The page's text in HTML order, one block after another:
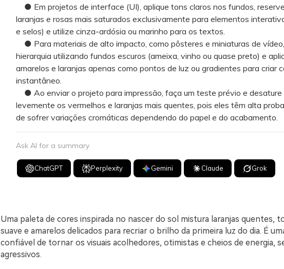
● Em projetos de interface (UI), aplique tons claros nos fundos,
laranjas e rosas mais saturados exclusivamente para elementos
e selos) e utilize cinza-ardósia ou marinho para os textos.
● Para materiais de alto impacto, como pôsteres e miniaturas de
hierarquia utilizando fundos escuros (ameixa, vinho ou quase preto) e
amarelos e laranjas apenas como pontos de luz ou gradientes para criar
instantâneo.
● Ao enviar o projeto para impressão, faça um teste prévio e desature
levemente os vermelhos e laranjas mais quentes, pois eles têm alta
de sofrer variações cromáticas dependendo do papel e do acabamento.
Ask AI for a summary
ChatGPT Perplexity Gemini Claude Grok
Uma paleta de cores inspirada no nascer do sol mistura laranjas quentes,
suave e amarelos delicados para recriar o brilho da primeira luz do dia. É
confiável de tornar os visuais acolhedores, otimistas e cheios de energia,
agressivos.